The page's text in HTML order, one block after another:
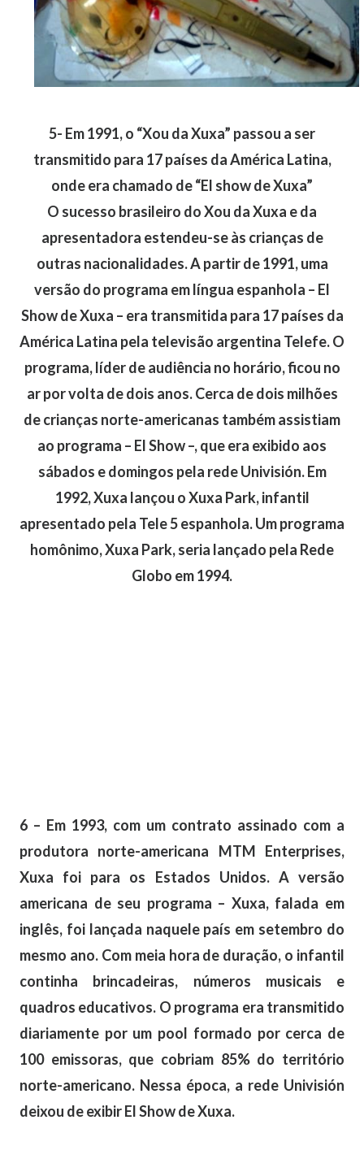
5- Em 1991, o “Xou da Xuxa” passou a ser
transmitido para 17 países da América Latina,
onde era chamado de “El show de Xuxa”
O sucesso brasileiro do Xou da Xuxa e da
apresentadora estendeu-se às crianças de
outras nacionalidades. A partir de 1991, uma
versão do programa em língua espanhola – El
Show de Xuxa – era transmitida para 17 países da
América Latina pela televisão argentina Telefe. O
programa, líder de audiência no horário, ficou no
ar por volta de dois anos. Cerca de dois milhões
de crianças norte-americanas também assistiam
ao programa – El Show –, que era exibido aos
sábados e domingos pela rede Univisión. Em
1992, Xuxa lançou o Xuxa Park, infantil
apresentado pela Tele 5 espanhola. Um programa
homônimo, Xuxa Park, seria lançado pela Rede
Globo em 1994.
6 – Em 1993, com um contrato assinado com a
produtora norte-americana MTM Enterprises,
Xuxa foi para os Estados Unidos. A versão
americana de seu programa – Xuxa, falada em
inglês, foi lançada naquele país em setembro do
mesmo ano. Com meia hora de duração, o infantil
continha brincadeiras, números musicais e
quadros educativos. O programa era transmitido
diariamente por um pool formado por cerca de
100 emissoras, que cobriam 85% do território
norte-americano. Nessa época, a rede Univisión
deixou de exibir El Show de Xuxa.